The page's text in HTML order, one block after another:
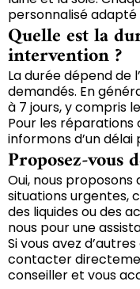
personnalisé adapté
Quelle est la
intervention ?
La durée dépend de
demandés. En
à 7 jours, y compris
Pour les réparations
informons d’un délai
Proposez-vous
Oui, nous
situations urgentes,
des liquides ou des
nous pour une
Si vous avez
contacter
conseiller et vous